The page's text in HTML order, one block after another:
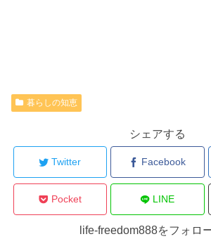
暮らしの知恵
シェアする
Twitter Facebook
Pocket LINE
life-freedom888をフォロ